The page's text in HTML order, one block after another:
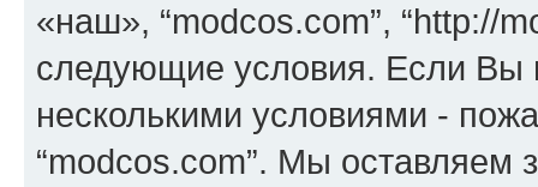
«наш», “modcos.com”, “http://
следующие условия. Если Вы
несколькими условиями -
“modcos.com”. Мы оставляем